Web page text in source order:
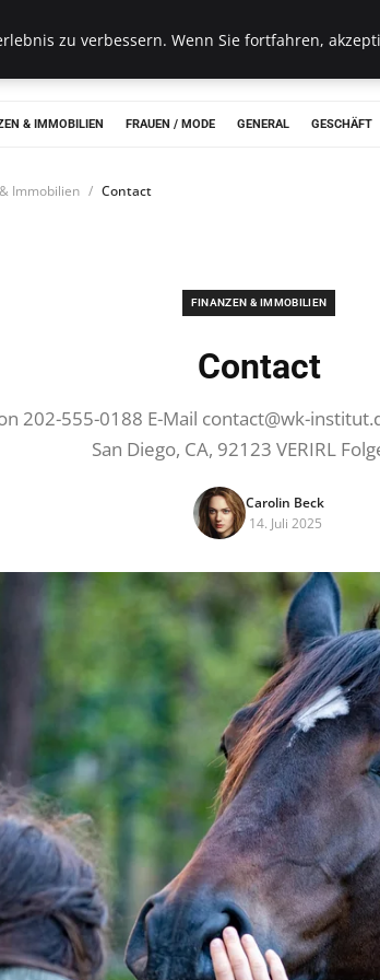
& IMMOBILIEN FRAUEN / MODE GENERAL GESCHÄFT
Immobilien Contact
FINANZEN & IMMOBILIEN
Contact
202-555-0188 E-Mail contact@wk-
San Diego, CA, 92123 VERIRL
Carolin Beck
14. Juli 2025
zu verbessern. Wenn Sie fortfahren,